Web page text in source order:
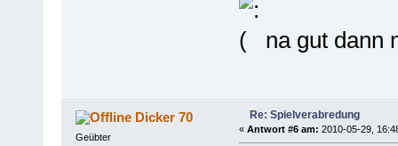
na gut dann
Dicker 70
Geübter
Re: Spielverabredung
« Antwort #6 am: 2010-05-29,